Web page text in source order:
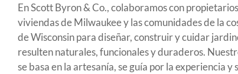
En Scott Byron & Co., colaboramos con
viviendas de Milwaukee y las comunidades de la
de Wisconsin para diseñar, construir y cuidar
resulten naturales, funcionales y duraderos.
se basa en la artesanía, se guía por la experiencia y